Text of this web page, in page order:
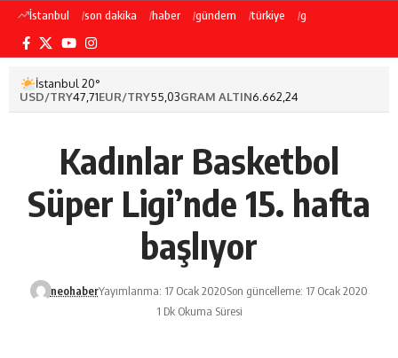
İstanbul son dakika haber gündem türkiye galatasaray
İstanbul 20°
USD/TRY47,71EUR/TRY55,03GRAM ALTIN6.662,24
Kadınlar Basketbol
Süper Ligi’nde 15. hafta
başlıyor
neohaberYayımlanma: 17 Ocak 2020Son güncelleme: 17 Ocak 2020
1 Dk Okuma Süresi